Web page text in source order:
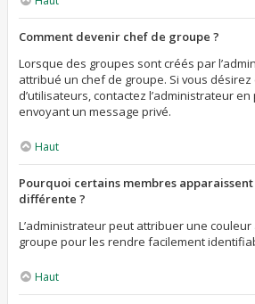
Comment devenir chef de groupe ?
Lorsque des groupes sont créés par
attribué un chef de groupe. Si vous
d’utilisateurs, contactez l’administrateur
envoyant un message privé.
Haut
Pourquoi certains membres
différente ?
L’administrateur peut attribuer une couleur
groupe pour les rendre facilement
Haut